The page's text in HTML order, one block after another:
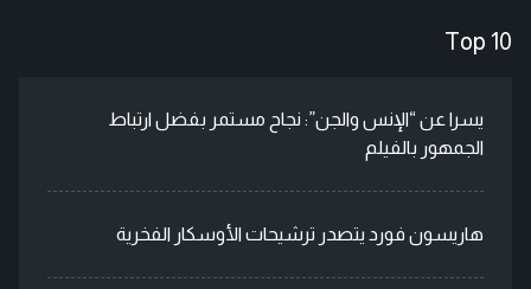
Top 10
يسرا عن “الإنس والجن”: نجاح مستمر بفضل ارتباط
الجمهور بالفيلم
هاريسون فورد يتصدر ترشيحات الأوسكار الفخرية